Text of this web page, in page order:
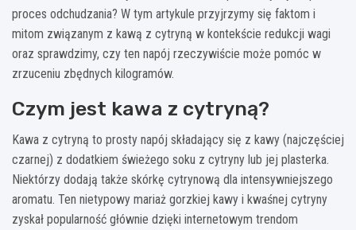
proces odchudzania? W tym artykule przyjrzymy się faktom i
mitom związanym z kawą z cytryną w kontekście redukcji wagi
oraz sprawdzimy, czy ten napój rzeczywiście może pomóc w
zrzuceniu zbędnych kilogramów.
Czym jest kawa z cytryną?
Kawa z cytryną to prosty napój składający się z kawy (najczęściej
czarnej) z dodatkiem świeżego soku z cytryny lub jej plasterka.
Niektórzy dodają także skórkę cytrynową dla intensywniejszego
aromatu. Ten nietypowy mariaż gorzkiej kawy i kwaśnej cytryny
zyskał popularność głównie dzięki internetowym trendom